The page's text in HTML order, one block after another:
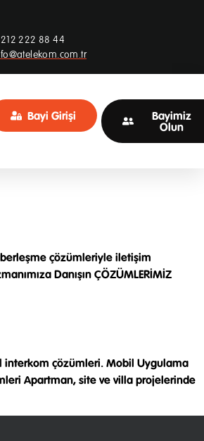
222 88 44
Bayi Girişi
Bayimiz
Olun
çözümleriyle iletişim
Danışın ÇÖZÜMLERİMİZ
interkom çözümleri. Mobil Uygulama
Apartman, site ve villa projelerinde